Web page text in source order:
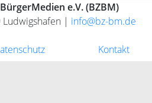
e.V. (BZBM)
| info@bz-bm.de
Kontakt